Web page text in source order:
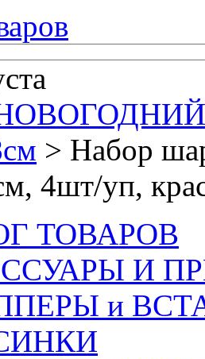
> Набор
4шт/уп,
ТОВАРОВ
И
и